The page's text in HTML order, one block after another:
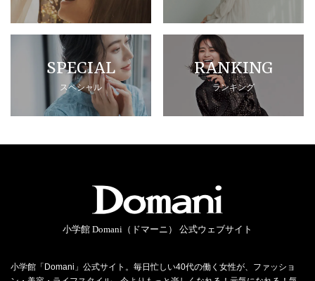
SPECIAL
スペシャル
RANKING
ランキング
小学館 Domani（ドマーニ） 公式ウェブサイト
小学館「Domani」公式サイト。毎日忙しい40代の働く女性が、ファッショ